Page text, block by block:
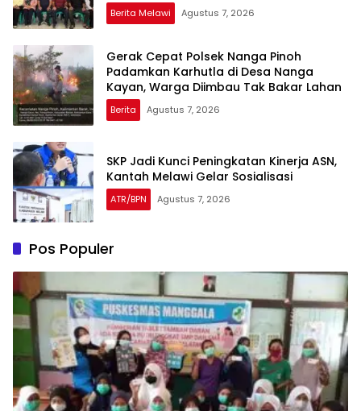
Berita Melawi Agustus 7, 2026
Gerak Cepat Polsek Nanga Pinoh
Padamkan Karhutla di Desa Nanga
Kayan, Warga Diimbau Tak Bakar Lahan
Berita Agustus 7, 2026
SKP Jadi Kunci Peningkatan Kinerja ASN,
Kantah Melawi Gelar Sosialisasi
ATR/BPN Agustus 7, 2026
Pos Populer